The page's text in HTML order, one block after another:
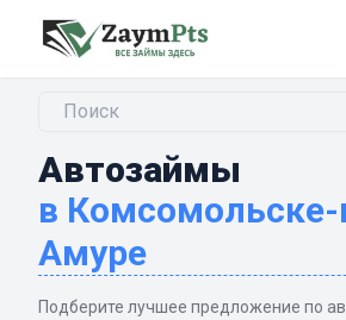
Автозаймы
в Комсомольске-на-
Амуре
Подберите лучшее предложение по